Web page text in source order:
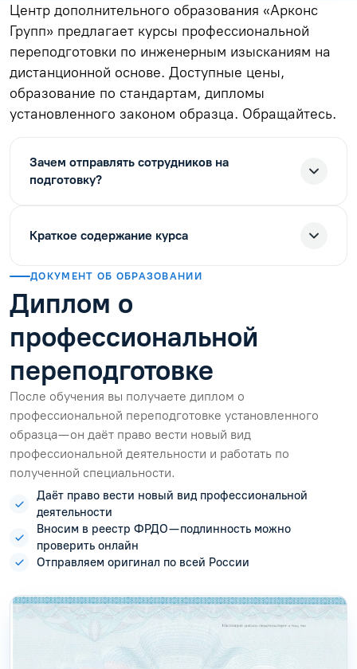
Центр дополнительного образования «Арконс
Групп» предлагает курсы профессиональной
переподготовки по инженерным изысканиям на
дистанционной основе. Доступные цены,
образование по стандартам, дипломы
установленного законом образца. Обращайтесь.
Зачем отправлять сотрудников на
подготовку?
Краткое содержание курса
ДОКУМЕНТ ОБ ОБРАЗОВАНИИ
Диплом о
профессиональной
переподготовке
После обучения вы получаете диплом о
профессиональной переподготовке установленного
образца — он даёт право вести новый вид
профессиональной деятельности и работать по
полученной специальности.
Даёт право вести новый вид профессиональной
деятельности
Вносим в реестр ФРДО — подлинность можно
проверить онлайн
Отправляем оригинал по всей России